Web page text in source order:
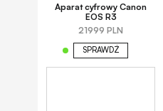
Aparat cyfrowy Canon
EOS R3
21999 PLN
SPRAWDŹ